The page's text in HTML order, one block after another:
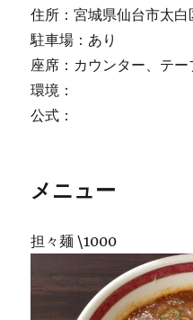
住所：宮城県仙台市太
駐車場：あり
座席：カウンター、テー
環境：
公式：
メニュー
担々麺 \1000